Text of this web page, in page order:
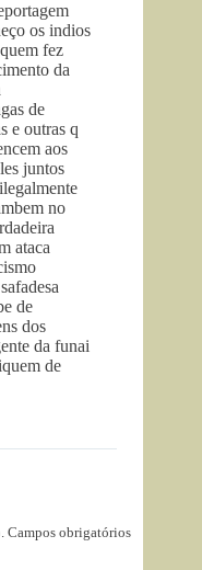
os indios
fez
da
de
e outras q
aos
juntos
no
ataca
de
dos
da funai
de
Campos obrigatórios